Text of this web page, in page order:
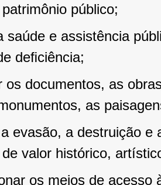
público;
saúde e assistência
deﬁciência;
os documentos, as
as
evasão, a destruição e
valor histórico,
os meios de acesso